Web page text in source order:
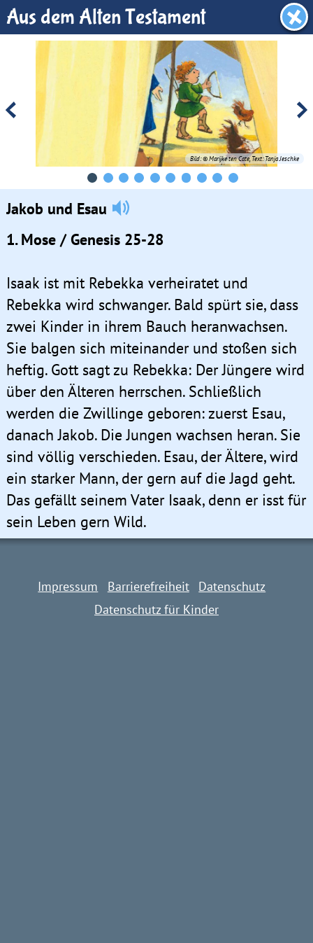
KiGo-Raum
Aus dem Alten Testament
Bild: © Marijke ten Cate, Text: Tanja Jeschke
Jakob und Esau
1. Mose / Genesis 25-28
Isaak ist mit Rebekka verheiratet und
Rebekka wird schwanger. Bald spürt sie, dass
zwei Kinder in ihrem Bauch heranwachsen.
Sie balgen sich miteinander und stoßen sich
heftig. Gott sagt zu Rebekka: Der Jüngere wird
über den Älteren herrschen. Schließlich
werden die Zwillinge geboren: zuerst Esau,
danach Jakob. Die Jungen wachsen heran. Sie
sind völlig verschieden. Esau, der Ältere, wird
ein starker Mann, der gern auf die Jagd geht.
Das gefällt seinem Vater Isaak, denn er isst für
sein Leben gern Wild.
Impressum Barrierefreiheit
Datenschutz
Datenschutz für Kinder